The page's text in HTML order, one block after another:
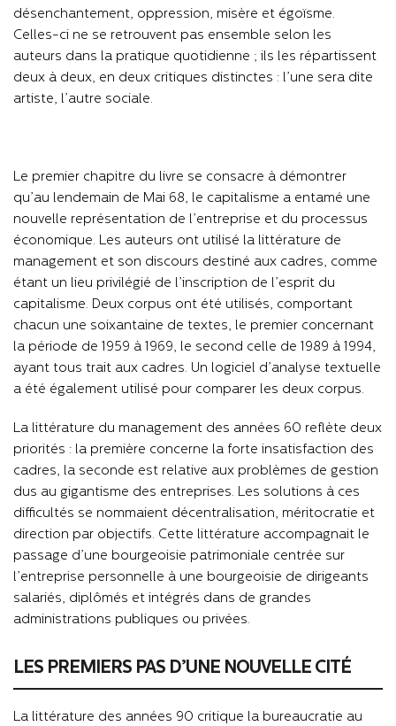
désenchantement, oppression, misère et égoïsme.
Celles-ci ne se retrouvent pas ensemble selon les
auteurs dans la pratique quotidienne ; ils les répartissent
deux à deux, en deux critiques distinctes : l’une sera dite
artiste, l’autre sociale.
Le premier chapitre du livre se consacre à démontrer
qu’au lendemain de Mai 68, le capitalisme a entamé une
nouvelle représentation de l’entreprise et du processus
économique. Les auteurs ont utilisé la littérature de
management et son discours destiné aux cadres, comme
étant un lieu privilégié de l’inscription de l’esprit du
capitalisme. Deux corpus ont été utilisés, comportant
chacun une soixantaine de textes, le premier concernant
la période de 1959 à 1969, le second celle de 1989 à 1994,
ayant tous trait aux cadres. Un logiciel d’analyse textuelle
a été également utilisé pour comparer les deux corpus.
La littérature du management des années 60 reflète deux
priorités : la première concerne la forte insatisfaction des
cadres, la seconde est relative aux problèmes de gestion
dus au gigantisme des entreprises. Les solutions à ces
difficultés se nommaient décentralisation, méritocratie et
direction par objectifs. Cette littérature accompagnait le
passage d’une bourgeoisie patrimoniale centrée sur
l’entreprise personnelle à une bourgeoisie de dirigeants
salariés, diplômés et intégrés dans de grandes
administrations publiques ou privées.
LES PREMIERS PAS D’UNE NOUVELLE CITÉ
La littérature des années 90 critique la bureaucratie au